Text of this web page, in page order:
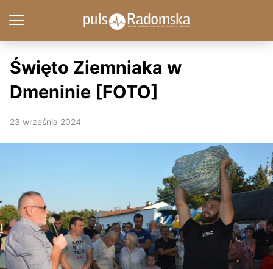
Święto Ziemniaka w
Dmeninie [FOTO]
23 września 2024